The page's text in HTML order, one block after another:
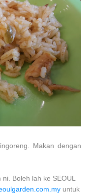
Makan dengan
Boleh lah ke SEOUL
untuk